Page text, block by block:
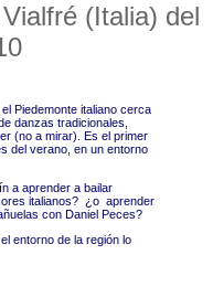
(Italia) del
Piedemonte italiano cerca
danzas tradicionales,
(no a mirar). Es el primer
del verano, en un entorno
a aprender a bailar
italianos? ¿o aprender
con Daniel Peces?
entorno de la región lo